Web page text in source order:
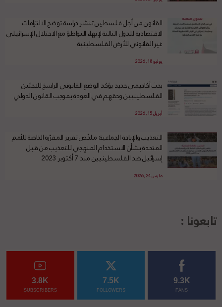
القانون من أجل فلسطين تنشر دراسة توضح الالتزامات
الاقتصادية للدول الثالثة لإنهاء التواطؤ مع الاحتلال الإسرائيلي
غير القانوني للأرض الفلسطينية
يوليو 18, 2026
بحث أكاديمي جديد يؤكد الوضع القانوني الراسخ للاجئين
الفلسطينيين وحقهم في العودة بموجب القانون الدولي
أبريل 15, 2026
التعذيب والإبادة الجماعية: ملخّص تقرير المقرّرة الخاصة للأمم
المتحدة بشأن الاستخدام المنهجي للتعذيب من قبل
إسرائيل ضد الفلسطينيين منذ 7 أكتوبر 2023
مارس 24, 2026
تابعونا :
9.3K
FANS
7.5K
FOLLOWERS
3.8K
SUBSCRIBERS